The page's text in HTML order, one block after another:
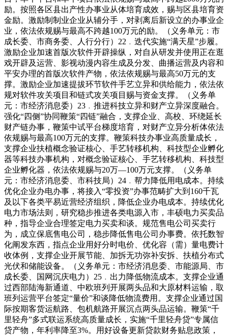
励。按照各区县出产性办事业从体培育成效，赐与区县培育资
金励。激励制制业企业从辅分手，对剥离后新设立的办事业企
业，依法依规赐与最高不跨越100万元的励。（义务单元：市
成长委、市商务委、人行分行）22﹒迭代实施“满天星”步履。
激励企业加速首版次软件开辟操纵，对自从研发并使用正在逛
戏开辟及运营、影视动漫内容生成及分发、曲播运营及内容和
平安办理的首版次软件产物，依法依规赐与最高50万元的支
撑。激励企业加速提拔环节软件手艺立异和供给能力，依法依
规对软件攻关项目和链式攻关项目赐与资金支撑。（义务单
元：市经济消息委）23﹒推进科技立异和财产立异深度融合。
强化“四侧”协同鞭策“四链”融合，支撑企业、高校、环绕延长
财产链办事，鞭策中试平台梯度培育，对财产立异分析体依法
依规赐与最高100万元的支撑。鞭策科技办事业高质量成长，
支撑企业扶植概念验证核心、手艺转移机构、科技型企业孵化
器等科技办事机构，对概念验证核心、手艺转移机构、科技型
企业孵化器，依法依规赐与20万—100万元支撑。（义务单
元：市经济消息委、市科技局）24﹒帮力降低用电成本。持续
优化企业办电办事，将接入“零投资”办事范畴扩大到160千瓦
及以下各类平易近营经济组织，降低企业办电成本。持续优化
电力市场法则，研究稳步推进各类电源入市，丰硕电力买卖品
种，指导企业合理签定电力买卖和谈。规范售电公司买卖行
为，成立保底售电公司，稳步降低售电公司办事费。依托数智
化阐发东西，指点企业用好分时电价、优化容（需）量电费计
收体例，支撑企业开展节能、加拆无功弥补安拆、扶植分布式
光伏和储能设备。（义务单元：市经济消息委、市能源局、市
成长委、国网沉庆电力）25﹒出力降低物流成本。支撑企业通
过西部陆海新通道、中欧班列开展两头品和大原材料运输，取
班列运营平台签定“量价”和谈降低物流费用。支撑企业通过国
际按期客货运航路、包机航路开展沉点两头品运输。鞭策“千
里轻舟”多式联运系统高质量成长，实施“千里轻舟贷”专属信
贷产物，年利率降至3%。用好设备更新贷款财务贴息政策，